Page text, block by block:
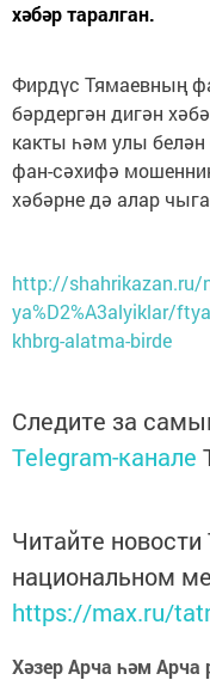
хәбәр таралган.
Фирдүс Тямаевның
бәрдергән дигән
какты һәм улы
фан-сәхифә
хәбәрне дә алар
http://shahrikazan.ru/
ya%D2%A3alyiklar/
khbrg-alatma-birde
Следите за
Telegram-канале
Читайте новости
национальном
https://max.ru/
Хәзер Арча һәм